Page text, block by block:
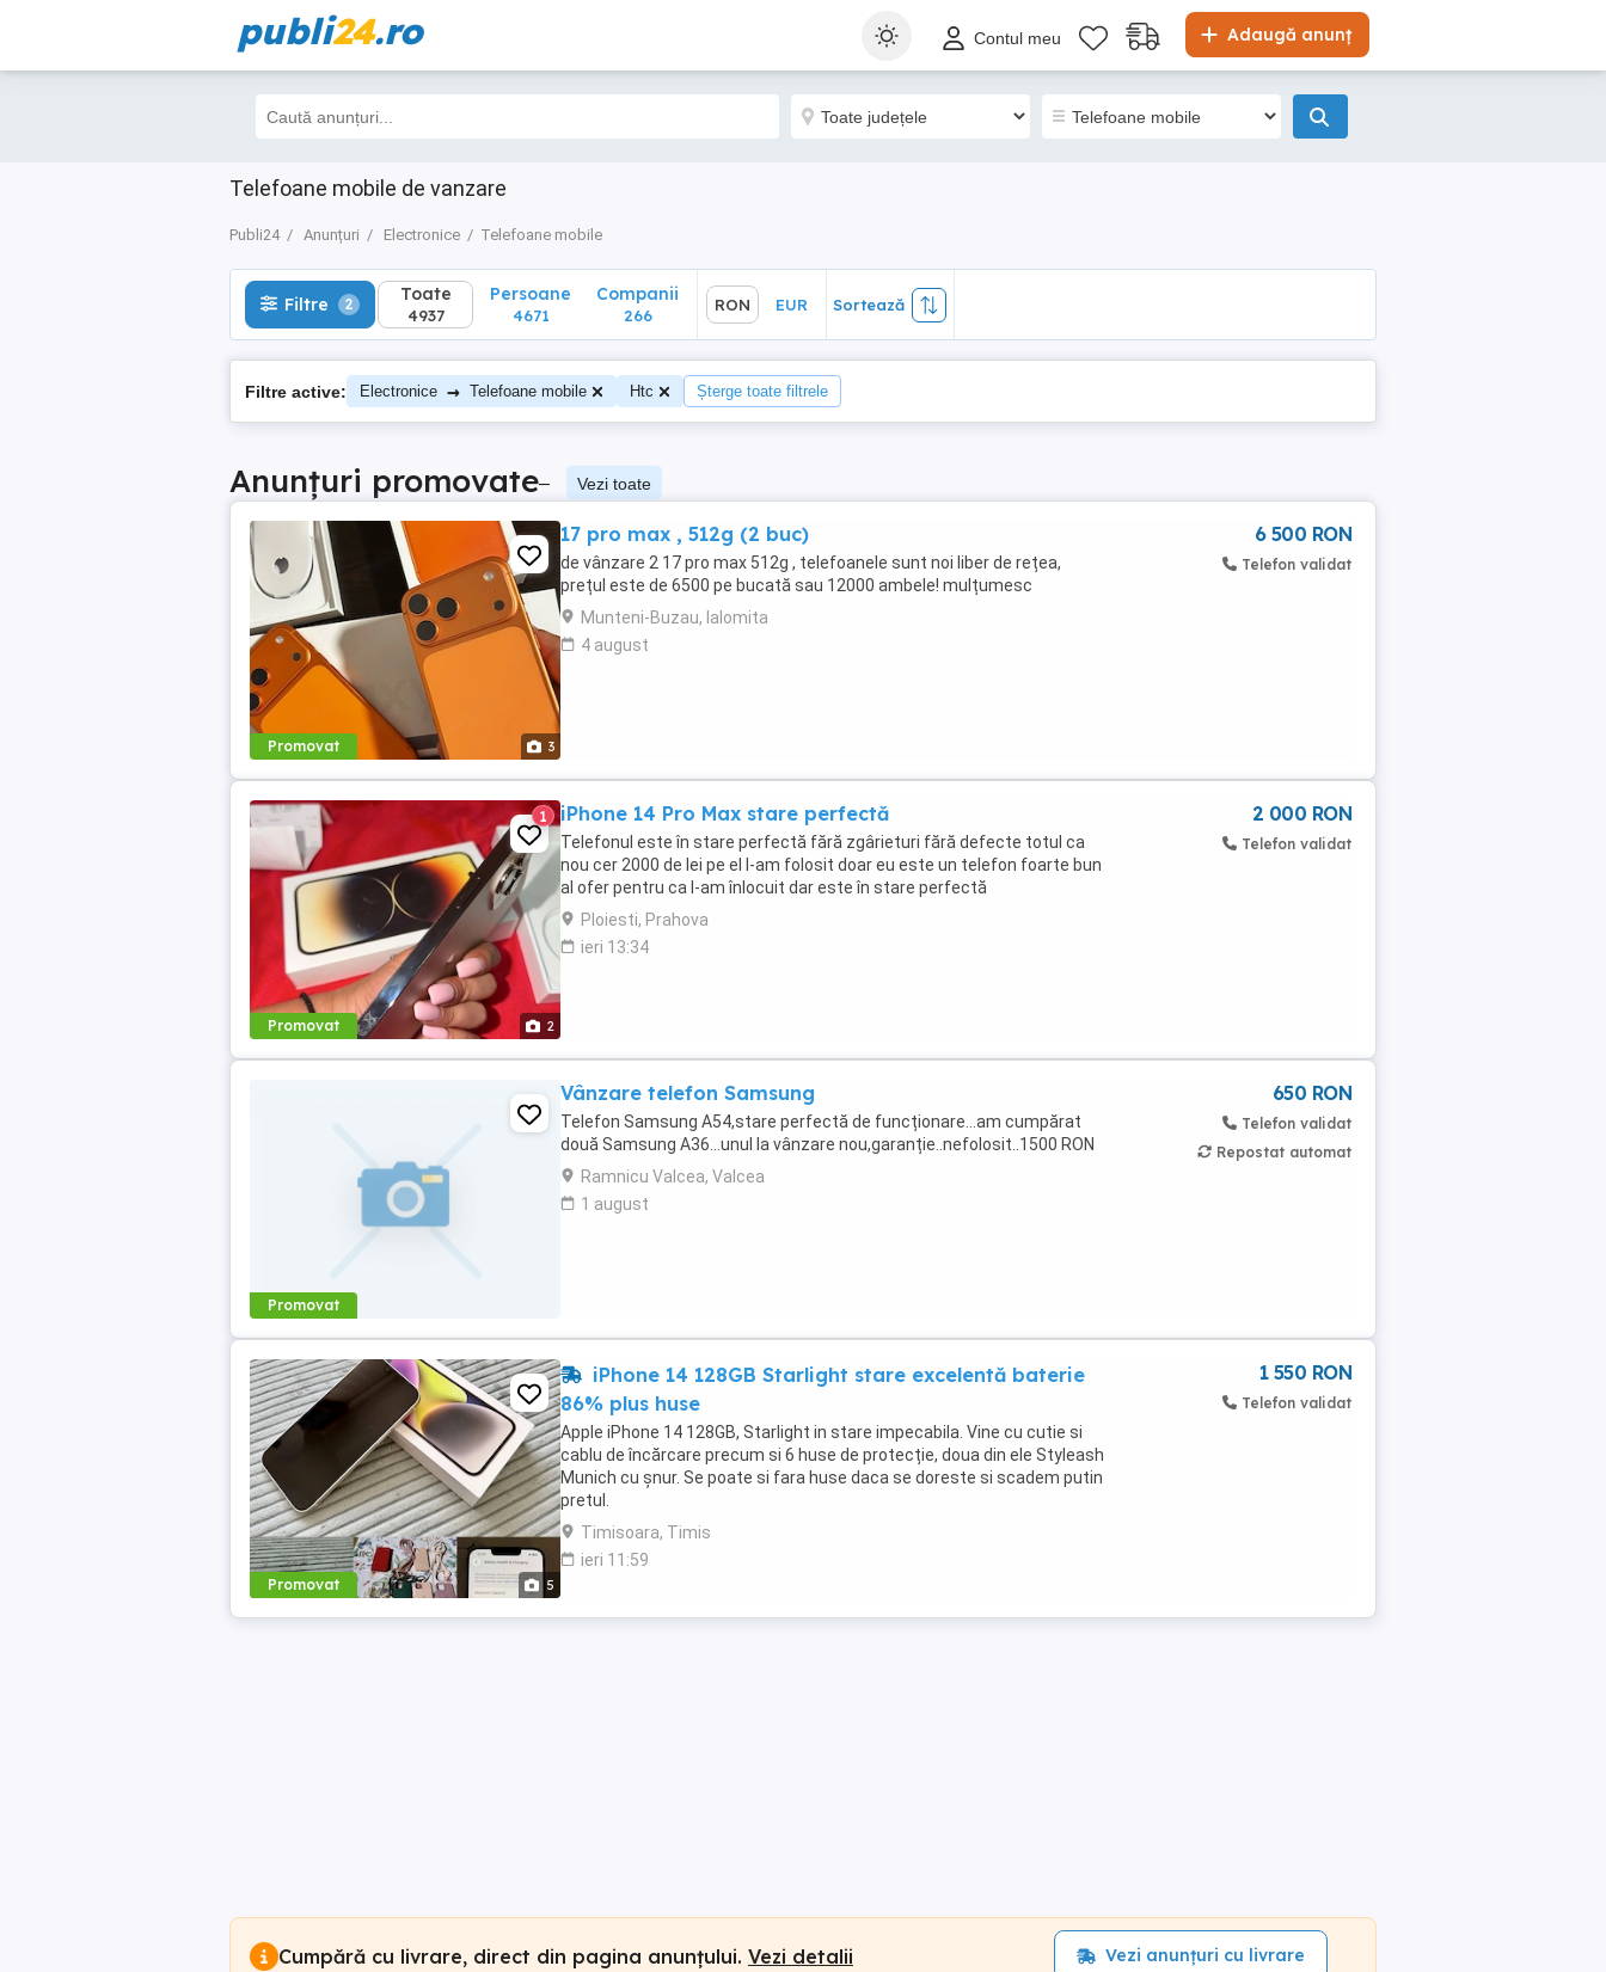
publi24.ro Adaugă anunț
Contul meu
Telefoane mobile de vanzare
Publi24 Anunțuri Electronice Telefoane mobile
Filtre 2 Toate
4937
Sortează
Filtre 2 Toate
4937
Persoane
4671
Companii
266
RON EUR Sortează
Filtre active: Electronice → Telefoane mobile Htc Șterge toate filtrele
Anunțuri promovate– Vezi toate
Promovat 3
17 pro max , 512g (2 buc)
de vânzare 2 17 pro max 512g , telefoanele sunt noi liber de rețea,
prețul este de 6500 pe bucată sau 12000 ambele! mulțumesc
Munteni-Buzau, Ialomita
4 august
6 500 RON
Telefon validat
Promovat 2
1 iPhone 14 Pro Max stare perfectă
Telefonul este în stare perfectă fără zgârieturi fără defecte totul ca
nou cer 2000 de lei pe el l-am folosit doar eu este un telefon foarte bun
al ofer pentru ca l-am înlocuit dar este în stare perfectă
Ploiesti, Prahova
ieri 13:34
2 000 RON
Telefon validat
Promovat
Vânzare telefon Samsung
Telefon Samsung A54,stare perfectă de funcționare...am cumpărat
două Samsung A36...unul la vânzare nou,garanție..nefolosit..1500 RON
Ramnicu Valcea, Valcea
1 august
650 RON
Telefon validat
Repostat automat
Promovat 5
iPhone 14 128GB Starlight stare excelentă baterie
86% plus huse
Apple iPhone 14 128GB, Starlight in stare impecabila. Vine cu cutie si
cablu de încărcare precum si 6 huse de protecție, doua din ele Styleash
Munich cu șnur. Se poate si fara huse daca se doreste si scadem putin
pretul.
Timisoara, Timis
ieri 11:59
1 550 RON
Telefon validat
Cumpără cu livrare, direct din pagina anunțului. Vezi detalii Vezi anunțuri cu livrare